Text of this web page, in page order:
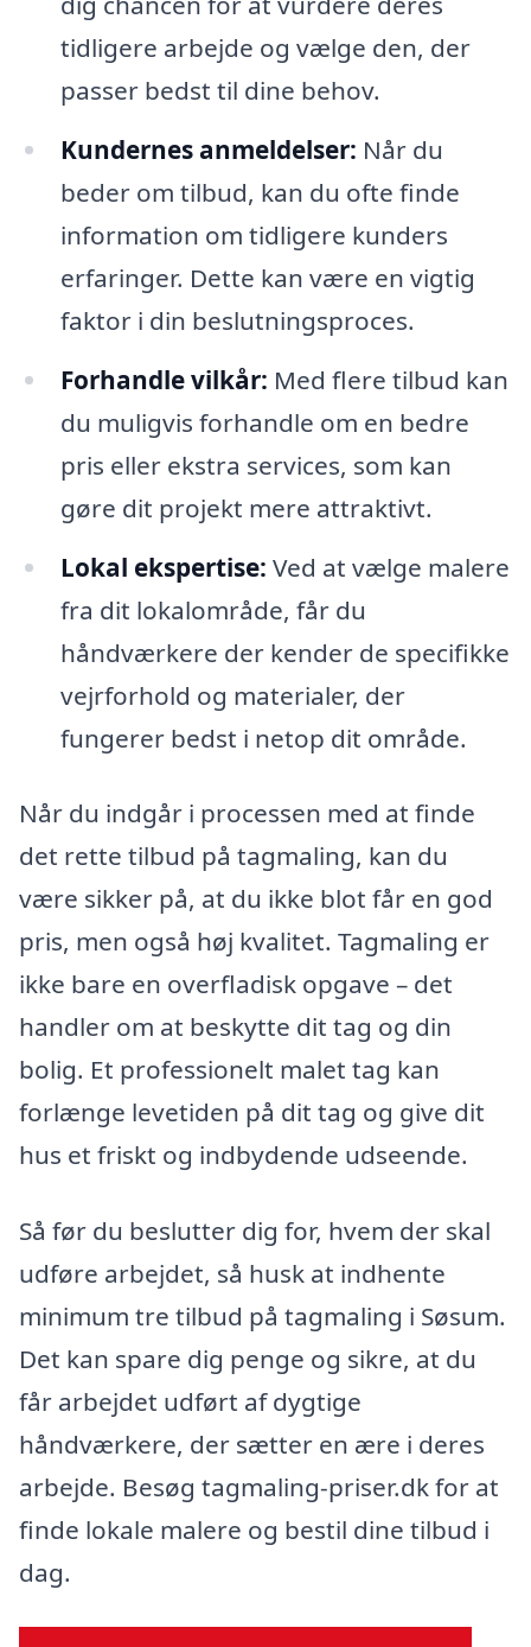
tidligere arbejde og vælge den, der
passer bedst til dine behov.
Kundernes anmeldelser: Når du
beder om tilbud, kan du ofte finde
information om tidligere kunders
erfaringer. Dette kan være en vigtig
faktor i din beslutningsproces.
Forhandle vilkår: Med flere tilbud kan
du muligvis forhandle om en bedre
pris eller ekstra services, som kan
gøre dit projekt mere attraktivt.
Lokal ekspertise: Ved at vælge malere
fra dit lokalområde, får du
håndværkere der kender de specifikke
vejrforhold og materialer, der
fungerer bedst i netop dit område.
Når du indgår i processen med at finde
det rette tilbud på tagmaling, kan du
være sikker på, at du ikke blot får en god
pris, men også høj kvalitet. Tagmaling er
ikke bare en overfladisk opgave – det
handler om at beskytte dit tag og din
bolig. Et professionelt malet tag kan
forlænge levetiden på dit tag og give dit
hus et friskt og indbydende udseende.
Så før du beslutter dig for, hvem der skal
udføre arbejdet, så husk at indhente
minimum tre tilbud på tagmaling i Søsum.
Det kan spare dig penge og sikre, at du
får arbejdet udført af dygtige
håndværkere, der sætter en ære i deres
arbejde. Besøg tagmaling-priser.dk for at
finde lokale malere og bestil dine tilbud i
dag.